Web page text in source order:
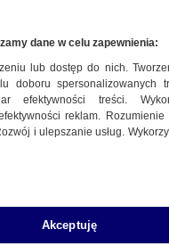
dane w celu zapewnienia:
lub dostęp do nich.
doboru spersonalizowanych
efektywności treści.
reklam.
i ulepszanie usług.
Akceptuję